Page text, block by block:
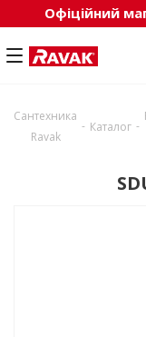
Офіційний
Сантехника
Ravak
- Каталог -